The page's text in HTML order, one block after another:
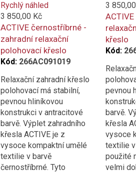
Rychlý náhled
3 850,00 Kč
ACTIVE černostříbrné -
zahradní relaxační
polohovací křeslo
Kód: 266AC091019
Relaxační zahradní křeslo
polohovací má stabilní,
pevnou hliníkovou
konstrukci v antracitové
barvě. Výplet zahradního
křesla ACTIVE je z
vysoce kompaktní umělé
textilie v barvě
černostříbrné. Tyto
3
křeslo
Kód:
pevnou
barvě.
křesla
vysoce
textilie v
použité
velmi